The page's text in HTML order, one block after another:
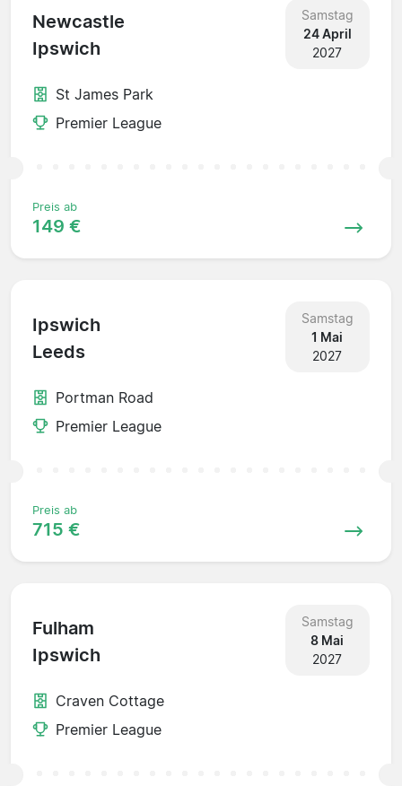
Newcastle
Ipswich
Samstag
24 April
2027
St James Park
Premier League
Preis ab
149 €
Ipswich
Leeds
Samstag
1 Mai
2027
Portman Road
Premier League
Preis ab
715 €
Fulham
Ipswich
Samstag
8 Mai
2027
Craven Cottage
Premier League